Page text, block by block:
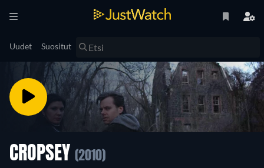
Uudet Suositut
CROPSEY (2010)